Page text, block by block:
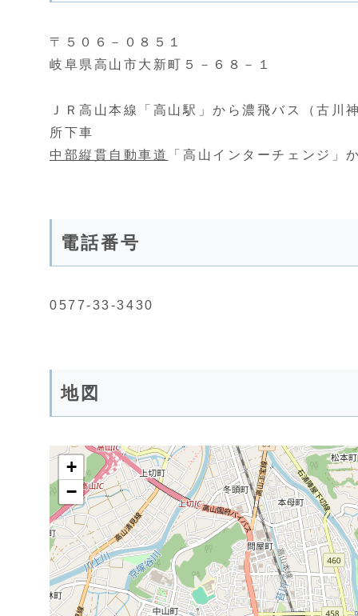
〒５０６－０８５１
岐阜県高山市大新町５－６８－１
ＪＲ高山本線「高山駅」から濃飛バス（古
所下車
中部縦貫自動車道
「高山インターチェンジ」
電話番号
0577-33-3430
地図